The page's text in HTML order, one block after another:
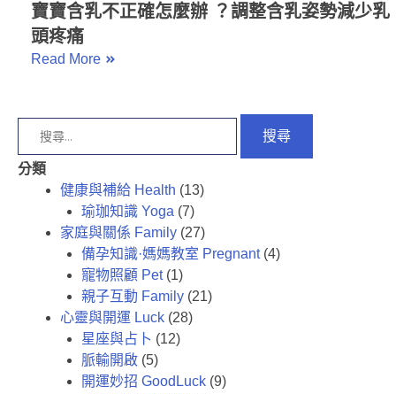
寶寶含乳不正確怎麼辦 ？調整含乳姿勢減少乳
頭疼痛
Read More
分類
健康與補給 Health (13)
瑜珈知識 Yoga (7)
家庭與關係 Family (27)
備孕知識·媽媽教室 Pregnant(4)
寵物照顧 Pet(1)
親子互動 Family (21)
心靈與開運 Luck (28)
星座與占卜 (12)
脈輸開啟 (5)
開運妙招 GoodLuck (9)